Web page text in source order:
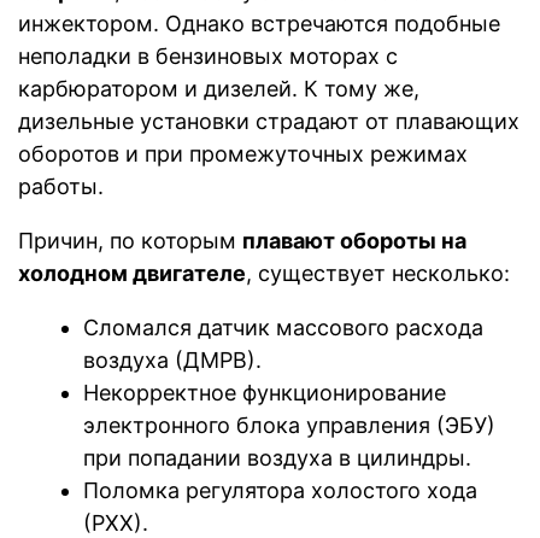
инжектором. Однако встречаются подобные
неполадки в бензиновых моторах с
карбюратором и дизелей. К тому же,
дизельные установки страдают от плавающих
оборотов и при промежуточных режимах
работы.
Причин, по которым плавают обороты на
холодном двигателе, существует несколько:
Сломался датчик массового расхода
воздуха (ДМРВ).
Некорректное функционирование
электронного блока управления (ЭБУ)
при попадании воздуха в цилиндры.
Поломка регулятора холостого хода
(РХХ).